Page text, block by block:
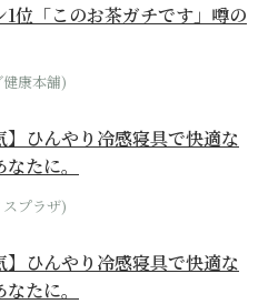
1位「このお茶ガチです」噂の
康本舗)
】ひんやり冷感寝具で快適な
たに。
プラザ)
】ひんやり冷感寝具で快適な
たに。